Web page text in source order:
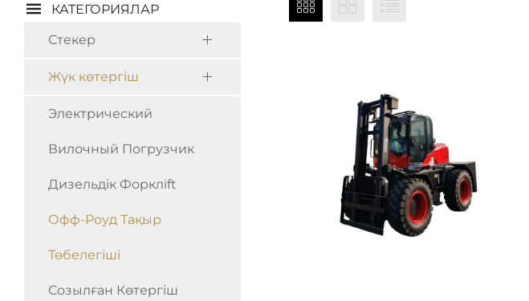
КАТЕГОРИЯЛАР
Стекер
Жүк көтергіш
Электрический
Вилочный Погрузчик
Дизельдік Форклift
Офф-Роуд Тақыр
Төбелегіші
Созылған Көтергіш